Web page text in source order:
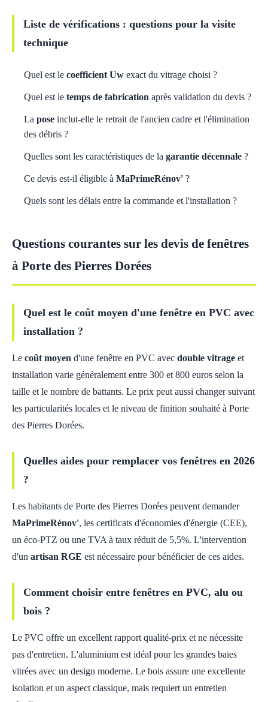
Liste de vérifications : questions pour la visite
technique
Quel est le coefficient Uw exact du vitrage choisi ?
Quel est le temps de fabrication après validation du devis ?
La pose inclut-elle le retrait de l'ancien cadre et l'élimination
des débris ?
Quelles sont les caractéristiques de la garantie décennale ?
Ce devis est-il éligible à MaPrimeRénov' ?
Quels sont les délais entre la commande et l'installation ?
Questions courantes sur les devis de fenêtres
à Porte des Pierres Dorées
Quel est le coût moyen d'une fenêtre en PVC avec
installation ?
Le coût moyen d'une fenêtre en PVC avec double vitrage et
installation varie généralement entre 300 et 800 euros selon la
taille et le nombre de battants. Le prix peut aussi changer suivant
les particularités locales et le niveau de finition souhaité à Porte
des Pierres Dorées.
Quelles aides pour remplacer vos fenêtres en 2026
?
Les habitants de Porte des Pierres Dorées peuvent demander
MaPrimeRénov', les certificats d'économies d'énergie (CEE),
un éco-PTZ ou une TVA à taux réduit de 5,5%. L'intervention
d'un artisan RGE est nécessaire pour bénéficier de ces aides.
Comment choisir entre fenêtres en PVC, alu ou
bois ?
Le PVC offre un excellent rapport qualité-prix et ne nécessite
pas d'entretien. L'aluminium est idéal pour les grandes baies
vitrées avec un design moderne. Le bois assure une excellente
isolation et un aspect classique, mais requiert un entretien